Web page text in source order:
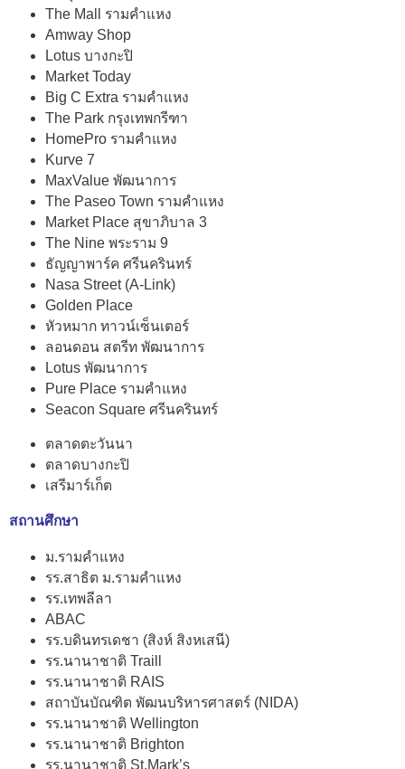
The Mall รามคำแหง
Amway Shop
Lotus บางกะปิ
Market Today
Big C Extra รามคำแหง
The Park กรุงเทพกรีฑา
HomePro รามคำแหง
Kurve 7
MaxValue พัฒนาการ
The Paseo Town รามคำแหง
Market Place สุขาภิบาล 3
The Nine พระราม 9
ธัญญาพาร์ค ศรีนครินทร์
Nasa Street (A-Link)
Golden Place
หัวหมาก ทาวน์เซ็นเตอร์
ลอนดอน สตรีท พัฒนาการ
Lotus พัฒนาการ
Pure Place รามคำแหง
Seacon Square ศรีนครินทร์
ตลาดตะวันนา
ตลาดบางกะปิ
เสรีมาร์เก็ต
สถานศึกษา
ม.รามคำแหง
รร.สาธิต ม.รามคำแหง
รร.เทพลีลา
ABAC
รร.บดินทรเดชา (สิงห์ สิงหเสนี)
รร.นานาชาติ Traill
รร.นานาชาติ RAIS
สถาบันบัณฑิต พัฒนบริหารศาสตร์ (NIDA)
รร.นานาชาติ Wellington
รร.นานาชาติ Brighton
รร.นานาชาติ St.Mark’s